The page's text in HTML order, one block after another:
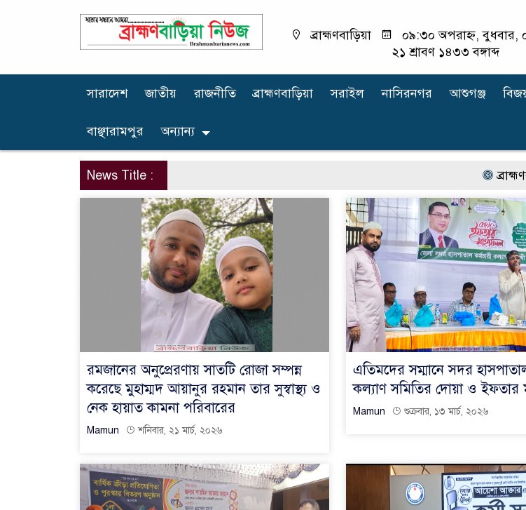
ব্রাহ্মণবাড়িয়া
০৯:৩০ অপরাহ্ন, বুধবার,
২১ শ্রাবণ ১৪৩৩ বঙ্গাব্দ
সারাদেশ জাতীয় রাজনীতি ব্রাহ্মণবাড়িয়া সরাইল নাসিরনগর আশুগঞ্জ
বাঞ্ছারামপুর অন্যান্য
News Title :
রমজানের অনুপ্রেরণায় সাতটি রোজা সম্পন্ন
করেছে মুহাম্মদ আয়ানুর রহমান তার সুস্বাস্থ্য ও
নেক হায়াত কামনা পরিবারের
Mamun শনিবার, ২১ মার্চ, ২০২৬
এতিমদের সম্মানে সদর
কল্যাণ সমিতির দোয়া ও ইফতার
Mamun শুক্রবার, ১৩ মার্চ, ২০২৬